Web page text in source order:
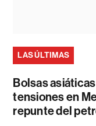
LAS ÚLTIMAS
Bolsas
tensiones en
repunte del